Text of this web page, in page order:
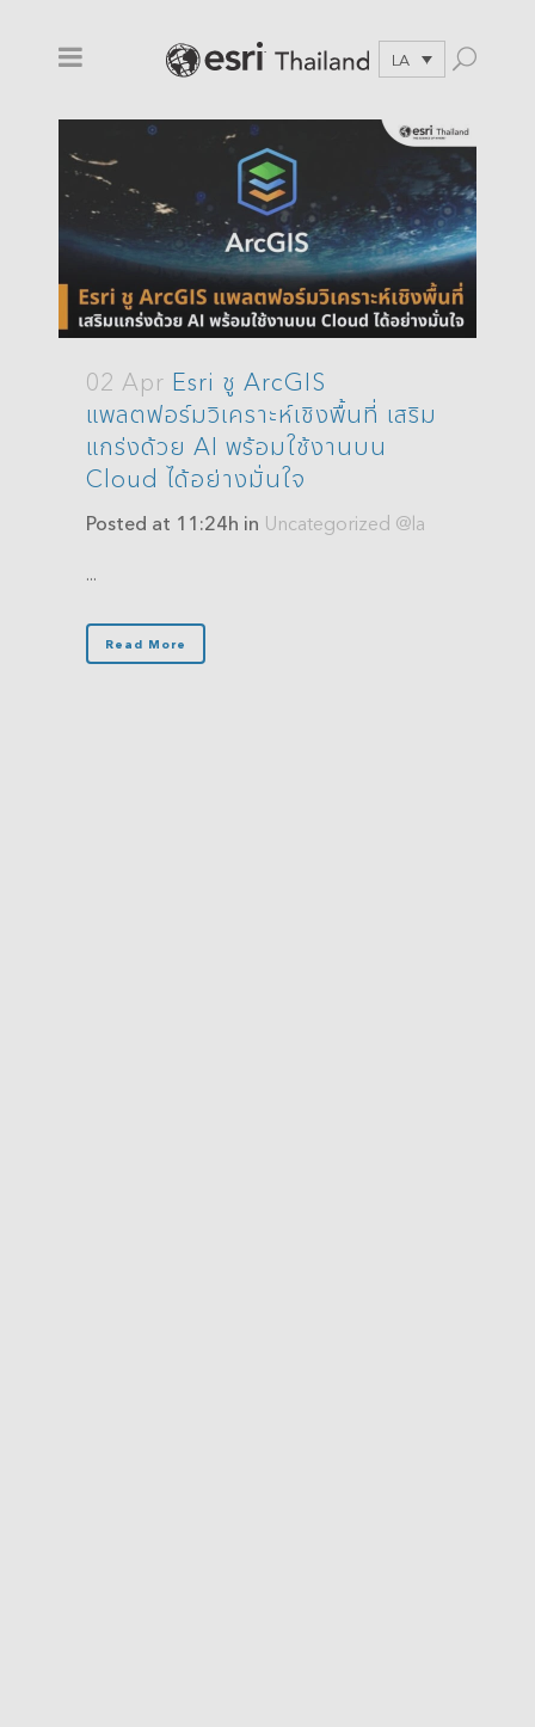
LA
02 Apr Esri ชู ArcGIS
แพลตฟอร์มวิเคราะห์เชิงพื้นที่ เสริม
แกร่งด้วย AI พร้อมใช้งานบน
Cloud ได้อย่างมั่นใจ
Posted at 11:24h in Uncategorized @la
...
Read More